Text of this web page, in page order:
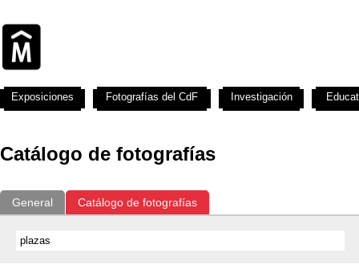
Catálogo de fotografías
General Catálogo de fotografías
Exposiciones Fotografías del CdF Investigación